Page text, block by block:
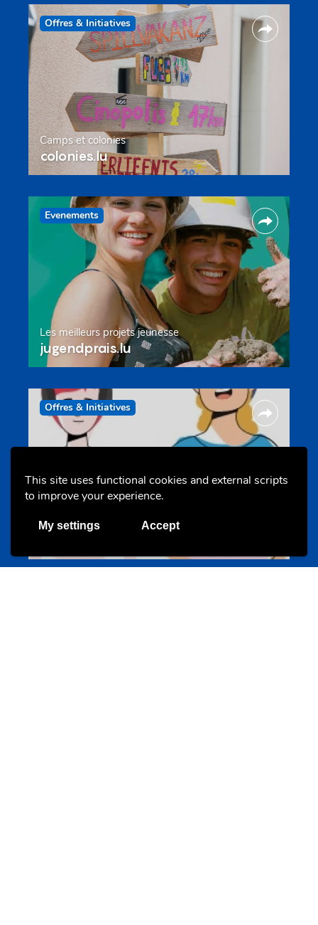
This site uses functional cookies and external scripts
to improve your experience.
My settings Accept
Offres & Initiatives
Camps et colonies
colonies.lu
Evenements
Les meilleurs projets jeunesse
jugendprais.lu
Offres & Initiatives
Un projet de jeunes pour jeunes